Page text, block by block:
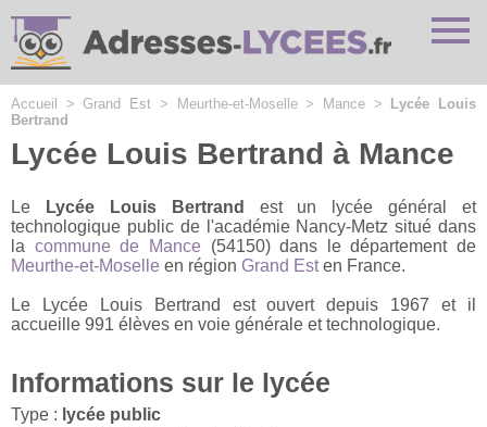
Accueil >Grand Est > Meurthe-et-Moselle> Mance> Lycée Louis
Bertrand
Lycée Louis Bertrand à Mance
Le Lycée Louis Bertrand
est un lycée général et
technologique public de l'académie Nancy-Metz situé dans
la commune de Mance (54150) dans le département de
Meurthe-et-Moselle en région Grand Esten France.
Le Lycée Louis Bertrand est ouvert depuis 1967 et il
accueille 991 élèves en voie générale et technologique.
Informations sur le lycée
Type : lycée public